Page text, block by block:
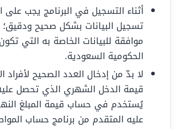
أثناء التسجيل في البرنامج يجب
تسجيل البيانات بشكل صحيح
موافقة للبيانات الخاصة به التي
الحكومية السعودية.
لا بدّ من إدخال العدد الصحيح لأفراد
قيمة الدخل الشهري الذي تحصل
يُستخدم في حساب قيمة المبلغ
عليه المتقدم من برنامج حساب